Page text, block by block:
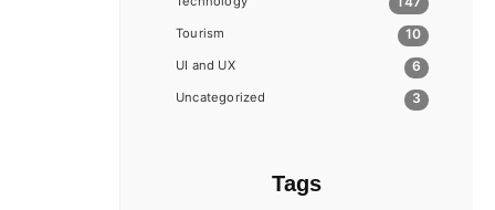
Tourism 10
UI and UX 6
Uncategorized 3
Tags